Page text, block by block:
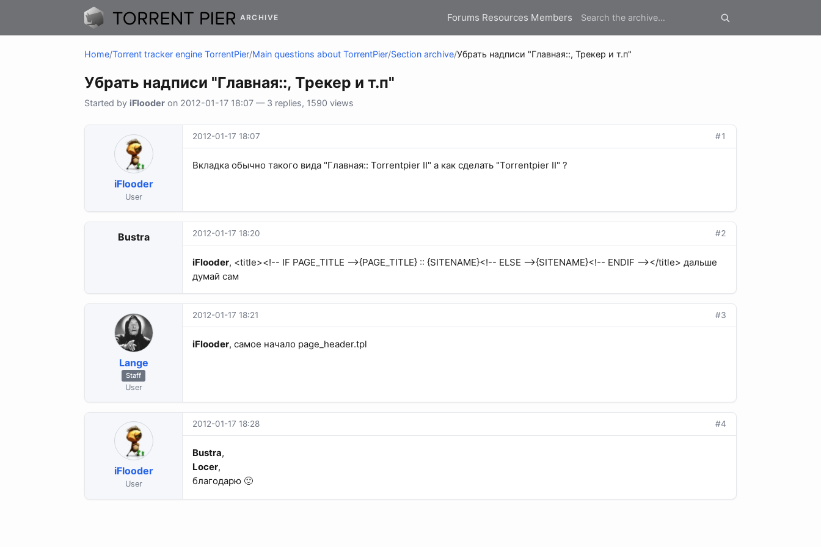
ARCHIVE Forums Resources Members
Home/Torrent tracker engine TorrentPier/Main questions about TorrentPier/Section archive/Убрать надписи "Главная::, Трекер и т.п"
Убрать надписи "Главная::, Трекер и т.п"
Started by iFlooder on 2012-01-17 18:07 — 3 replies, 1590 views
iFlooder
User
2012-01-17 18:07 #1
Вкладка обычно такого вида "Главная:: Torrentpier II" а как сделать "Torrentpier II" ?
Bustra 2012-01-17 18:20 #2
iFlooder, <title><!-- IF PAGE_TITLE -->{PAGE_TITLE} :: {SITENAME}<!-- ELSE -->{SITENAME}<!-- ENDIF --></title> дальше
думай сам
Lange
Staff
User
2012-01-17 18:21 #3
iFlooder, самое начало page_header.tpl
iFlooder
User
2012-01-17 18:28 #4
Bustra,
Locer,
благодарю 🙂